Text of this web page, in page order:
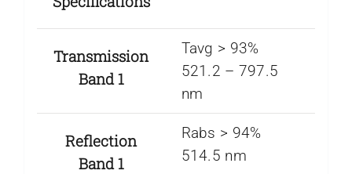
Transmission
Band 1
Tavg > 93%
521.2 – 797.5
nm
Reflection
Band 1
Rabs > 94%
514.5 nm